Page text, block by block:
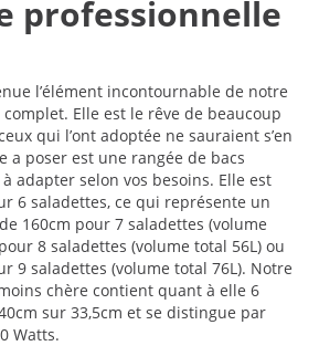
professionnelle
l’élément incontournable de notre
Elle est le rêve de beaucoup
qui l’ont adoptée ne sauraient s’en
a poser est une rangée de bacs
adapter selon vos besoins. Elle est
6 saladettes, ce qui représente un
160cm pour 7 saladettes (volume
8 saladettes (volume total 56L) ou
9 saladettes (volume total 76L). Notre
chère contient quant à elle 6
sur 33,5cm et se distingue par
Watts.